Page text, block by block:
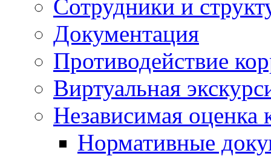
Сотрудники и
Документация
Противодействие
Виртуальная
Независимая оценка
Нормативные